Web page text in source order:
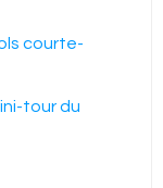
courte-
tour du